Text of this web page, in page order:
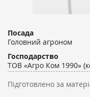
Посада
Головний агроном
Господарство
ТОВ «Агро Ком 1990»
Підготовлено за